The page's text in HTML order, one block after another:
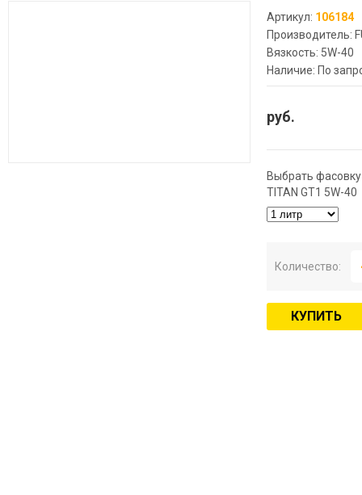
Артикул: 106184
Производитель:
Вязкость: 5W-40
Наличие: По
руб.
Выбрать
TITAN GT1 5W-40
Количество:
КУПИТЬ